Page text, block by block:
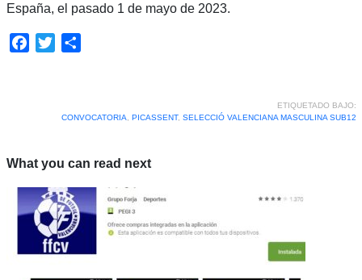
España, el pasado 1 de mayo de 2023.
Facebook
Twitter
ETIQUETADO BAJO:
CONVOCATORIA
PICASSENT, SELECCIÓ VALENCIANA MASCULINA SUB12
What you can read next